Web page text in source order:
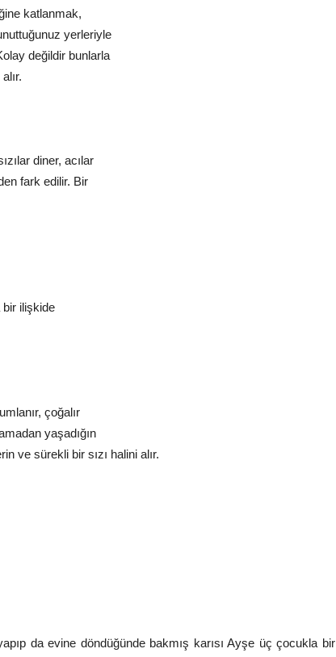
katlanmak,
yerleriyle
değildir bunlarla
diner, acılar
fark edilir. Bir
ilişkide
çoğalır
yaşadığın
ve sürekli bir sızı halini alır.
da evine döndüğünde bakmış karısı Ayşe üç çocukla bir